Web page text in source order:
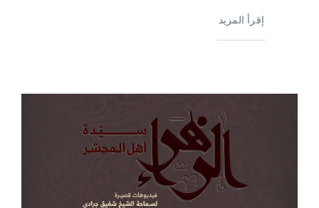
إقرأ المزيد